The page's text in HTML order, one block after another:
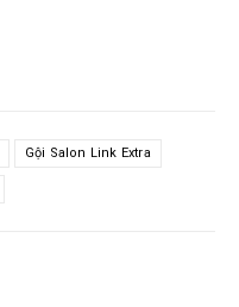
Gội Salon Link Extra